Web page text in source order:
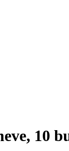
10